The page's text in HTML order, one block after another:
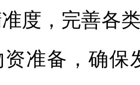
度，完善各
准备，确保